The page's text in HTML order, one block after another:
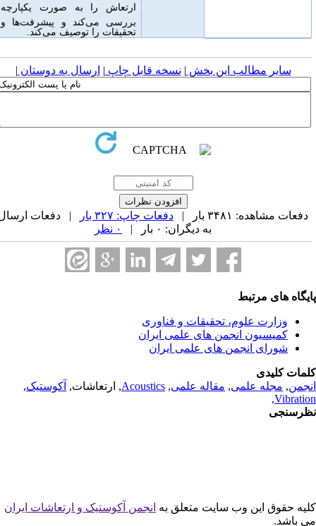
ارتعاش را به ص ورت یکپارچه
بررسی می‌کند و پیشرفت‌ها و
تحقیقات را توصیف می‌کند.
سایر مطالب این بخش | نسخه قابل چاپ| ارسال به دوستان|
دفعات مشاهده: ۳۴۸۱ بار | دفعات چاپ: ۳۲۷ بار
| دفعات ارسال
به دیگران: ۰ بار |
های مرتبط
وزارت علوم، تحقیقات و فناوری
کمیسیون انجمن های علمی ایران
شورای انجمن های علمی ایران
کلیدی
,مجله علمی, مقاله علمی,
Acoustics, ارتعاشات,آکوستیک,
,
حقوق این وب سایت متعلق بهانجمن آکوستیک و ارتعاشات ایران
باشد.